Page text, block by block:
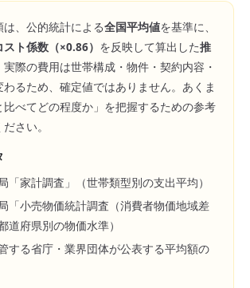
、公的統計による全国平均値を基準に、
スト係数（×0.86） を反映して算出した推
実際の費用は世帯構成・物件・契約内容・
るため、確定値ではありません。あくま
比べてどの程度か」を把握するための参考
さい。
「家計調査」（世帯類型別の支出平均）
「小売物価統計調査（消費者物価地域差
道府県別の物価水準）
する省庁・業界団体が公表する平均額の